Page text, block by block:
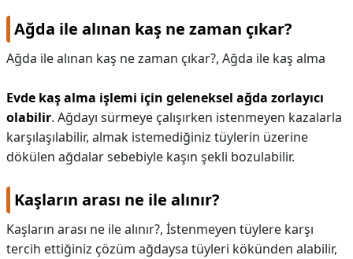
Ağda ile alınan kaş ne zaman çıkar?
Ağda ile alınan kaş ne zaman çıkar?, Ağda ile kaş alma
Evde kaş alma işlemi için geleneksel ağda zorlayıcı
olabilir. Ağdayı sürmeye çalışırken istenmeyen kazalarla
karşılaşılabilir, almak istemediğiniz tüylerin üzerine
dökülen ağdalar sebebiyle kaşın şekli bozulabilir.
Kaşların arası ne ile alınır?
Kaşların arası ne ile alınır?, İstenmeyen tüylere karşı
tercih ettiğiniz çözüm ağdaysa tüyleri kökünden alabilir,